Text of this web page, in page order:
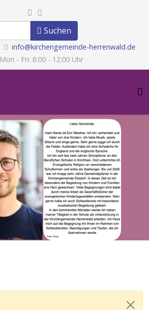
Suchen
info@kirchengemeinde-herrenwald.de
Mon - Fri: 8:00 - 12:00 Uhr